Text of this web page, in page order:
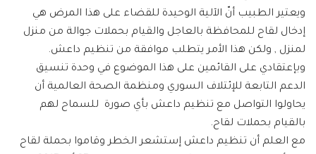
ويعتير الطبيب أنّ الآلية الوحيدة للقضاء على هذا المرض هي
إدخال لقاح للمحافظة بالعاجل والقيام بحملات جوالة من منزل
لمنزل , ولكن هذا الأمر يتطلب موافقة من تنظيم داعش.
وبإعتقادي على القائمين على هذا الموضوع في وحدة تنسيق
الدعم التابعة للإئتلاف السوري ومنظمة الصحة العالمية أن
يحاولوا التواصل مع تنظيم داعش بأي صورة للسماح لهم
بالقيام بحملات لقاح.
مع العلم أن تنظيم داعش إستشعر الخطر وقاموا بحملة لقاح